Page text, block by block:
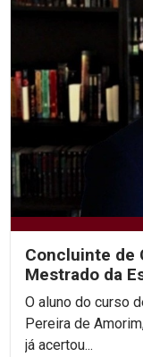
Concluinte de
Mestrado da
Maior do
O aluno do curso
Pereira de
já acertou...